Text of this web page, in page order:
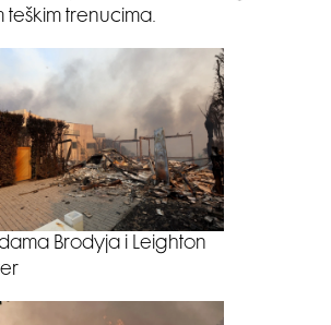
teškim trenucima.
Brodyja i Leighton